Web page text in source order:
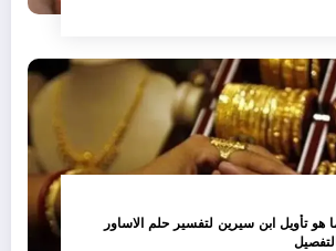
تأويل ابن سيرين لتفسير حلم الاساور